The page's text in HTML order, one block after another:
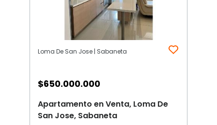
Loma De San Jose | Sabaneta
$650.000.000
Apartamento en Venta, Loma De
San Jose, Sabaneta